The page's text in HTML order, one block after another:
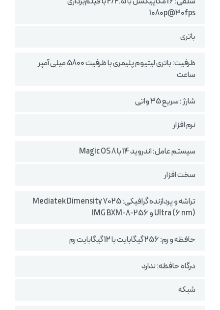
1080p@30fps
باتری
ظرفیت: باتری لیتیوم پلیمری با ظرفیت 5800 میلی آمپر
ساعت
شارژ : سریع 35 واتی
نرم افزار
سیستم‌ عامل: اندروید 14 با Magic OS 8
سخت افزار
تراشه و پردازنده گرافیکی: Mediatek Dimensity 7025
Ultra (6 nm) و IMG BXM-8-256
حافظه و رم: 256 گیگابایت با 12 گیگابایت رم
درگاه حافظه: ندارد
شبکه